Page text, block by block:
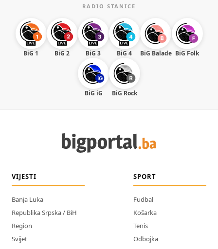
RADIO STANICE
BiG 1 BiG 2 BiG 3 BiG 4 BiG Balade BiG Folk
BiG iG BiG Rock
VIJESTI
Banja Luka
Republika Srpska / BiH
Region
Svijet
SPORT
Fudbal
Košarka
Tenis
Odbojka